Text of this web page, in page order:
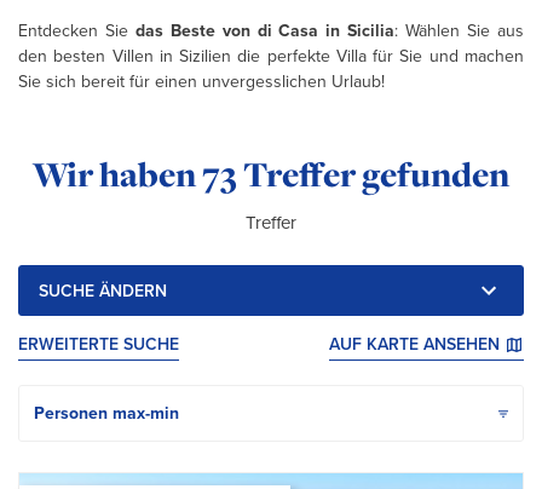
Entdecken Sie das Beste von di Casa in Sicilia: Wählen Sie aus
den besten Villen in Sizilien die perfekte Villa für Sie und machen
Sie sich bereit für einen unvergesslichen Urlaub!
Ihre Suchergebnisse:
Wir haben73 Treffer gefunden
Treffer
SUCHE ÄNDERN
ERWEITERTE SUCHE AUF KARTE ANSEHEN